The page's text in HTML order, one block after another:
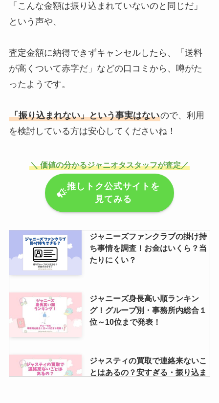
ブックオフゲオなど調査
しジャニーズなども調査！
当？写真は？イケメンで自衛隊、
実家がお金持ちの噂も調査
「こんな金額は振り込まれていないのと同じだ」
という声や、
査定金額に納得できずキャンセルしたら、「送料
が高くついて赤字だ」などの口コミから、噂がた
ったようです。
「振り込まれない」という事実はないので、利用
を検討している方は安心してくださいね！
＼ 価値の分かるジャニオタスタッフが査定／
推しトク公式サイトを
見てみる
ジャニーズファンクラブの掛け持
ち事情を調査！お金はいくら？当
たりにくい？
ジャニーズ身長高い順ランキン
グ！グループ別・事務所内総合１
位～10位まで発表！
ジャスティの買取で連絡来ないこ
とはあるの？安すぎる・振り込ま